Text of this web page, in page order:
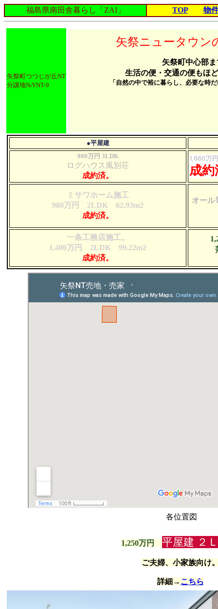
福島県南田舎暮らし「ZAI」 TOP 物
矢祭町つつじが丘NT
分譲地№YNT-9
矢祭ニュータウン
矢祭町中心部
生活の便・交通の便もほ
「自然の中で裕に暮らし、必要な時
●平屋建
980万円 3LDK
ログハウス風別荘
成約済。
1,660万
成
ミサワホーム施工
980万円 2LDK 62.93m2
成約済。
オール
一条工務店施工。
1,400万円 2LDK 99.22m2
成約済。
各位置図
1,250万円 平屋建 ２
ご夫婦、小家族向け
詳細→ こちら